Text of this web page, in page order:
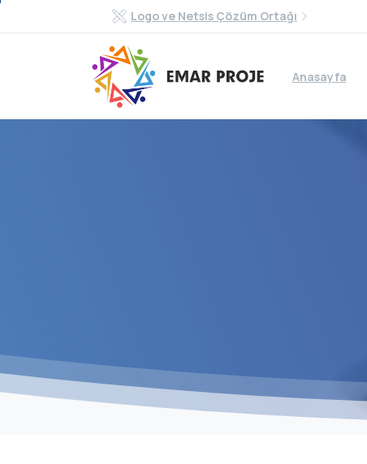
Logo ve Netsis Çözüm Ortağı
Anasayfa